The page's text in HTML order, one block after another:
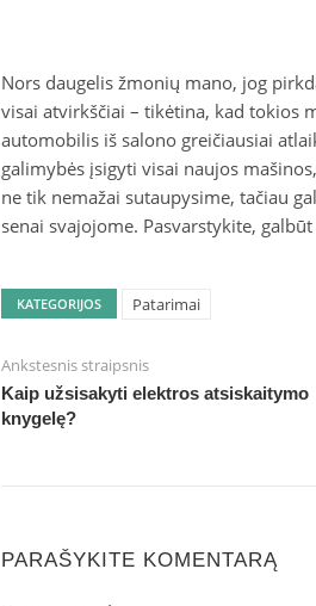
Nors daugelis žmonių mano, jog
visai atvirkščiai – tikėtina, kad tokios
automobilis iš salono greičiausiai
galimybės įsigyti visai naujos
ne tik nemažai sutaupysime, tačiau
senai svajojome. Pasvarstykite,
KATEGORIJOS Patarimai
Ankstesnis straipsnis
Kaip užsisakyti elektros atsiskaitymo
knygelę?
PARAŠYKITE KOMENTARĄ